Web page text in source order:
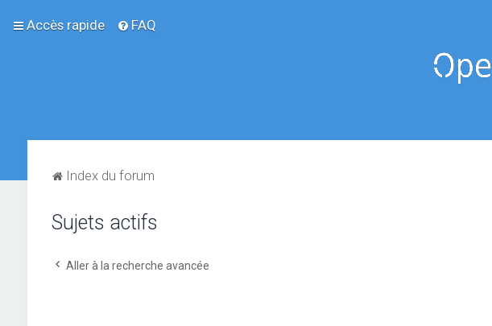
Accès rapide FAQ
Index du forum
Sujets actifs
Aller à la recherche avancée